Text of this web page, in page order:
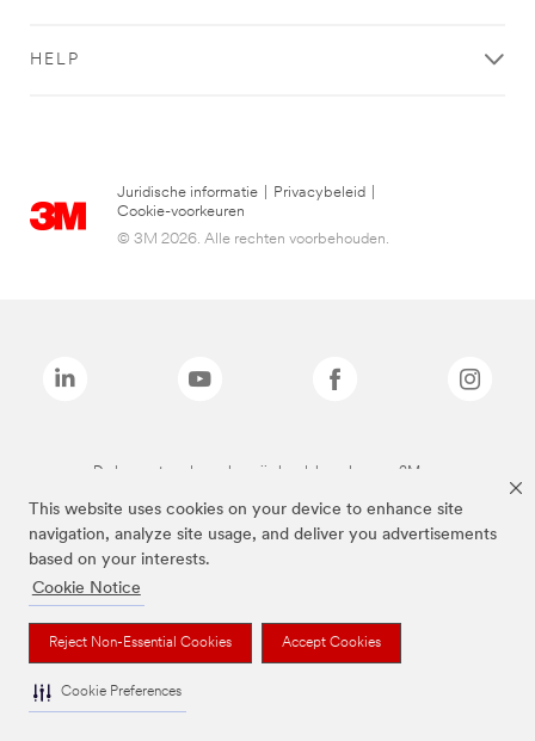
This website uses cookies on your device to enhance site
navigation, analyze site usage, and deliver you advertisements
based on your interests.
Cookie Notice
Reject Non-Essential Cookies Accept Cookies
Cookie Preferences
HELP
Juridische informatie Privacybeleid
Cookie-voorkeuren
© 3M 2026. Alle rechten voorbehouden.
De bovenstaande merken zijn handelsmerken van 3M.we